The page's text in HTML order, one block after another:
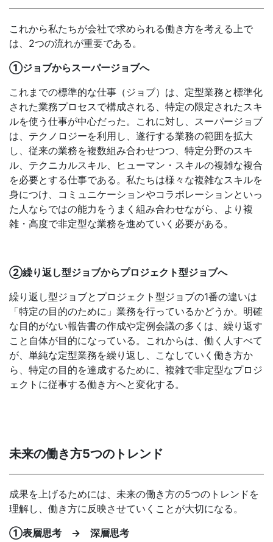
これから私たちが会社で求められる働き方を考える上で
は、2つの流れが重要である。
①ジョブからスーパージョブへ
これまでの標準的な仕事（ジョブ）は、定型業務と標準化
された業務プロセスで構成される、特定の限定されたスキ
ルを使う仕事が中心だった。これに対し、スーパージョブ
は、テクノロジーを利用し、遂行する業務の範囲を拡大
し、従来の業務を複数組み合わせつつ、特定分野のスキ
ル、テクニカルスキル、ヒューマン・スキルの複雑な複合
を必要とする仕事である。私たちは様々な複雑なスキルを
身につけ、コミュニケーションやコラボレーションといっ
た人ならではの能力をうまく組み合わせながら、より複
雑・高度で非定型な業務を進めていく必要がある。
②繰り返し型ジョブからプロジェクト型ジョブへ
繰り返し型ジョブとプロジェクト型ジョブの1番の違いは
「特定の目的のために」業務を行っているかどうか。明確
な目的がない報告書の作成や定例会議の多くは、繰り返す
こと自体が目的になっている。これからは、働く人すべて
が、単純な定型業務を繰り返し、こなしていく働き方か
ら、特定の目的を達成するために、複雑で非定型なプロジ
ェクトに従事する働き方へと変化する。
未来の働き方5つのトレンド
成果を上げるためには、未来の働き方の5つのトレンドを
理解し、働き方に反映させていくことが大切になる。
①表層思考 → 深層思考